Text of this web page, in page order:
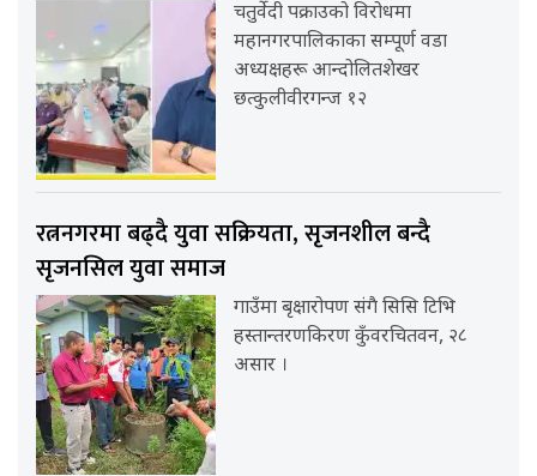
चतुर्वेदी पक्राउको विरोधमा
महानगरपालिकाका सम्पूर्ण वडा
अध्यक्षहरू आन्दोलितशेखर
छत्कुलीवीरगन्ज १२
रत्ननगरमा बढ्दै युवा सक्रियता, सृजनशील बन्दै
सृजनसिल युवा समाज
गाउँमा बृक्षारोपण संगै सिसि टिभि
हस्तान्तरणकिरण कुँवरचितवन, २८
असार ।